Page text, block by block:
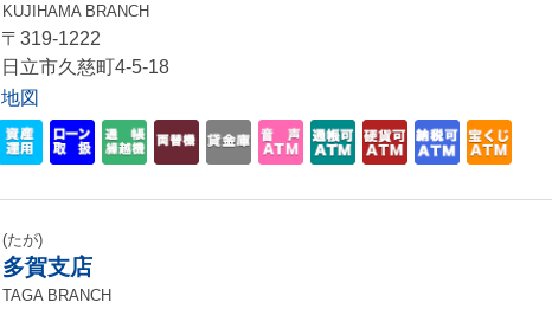
KUJIHAMA BRANCH
〒319-1222
日立市久慈町4-5-18
地図
(たが)
多賀支店
TAGA BRANCH